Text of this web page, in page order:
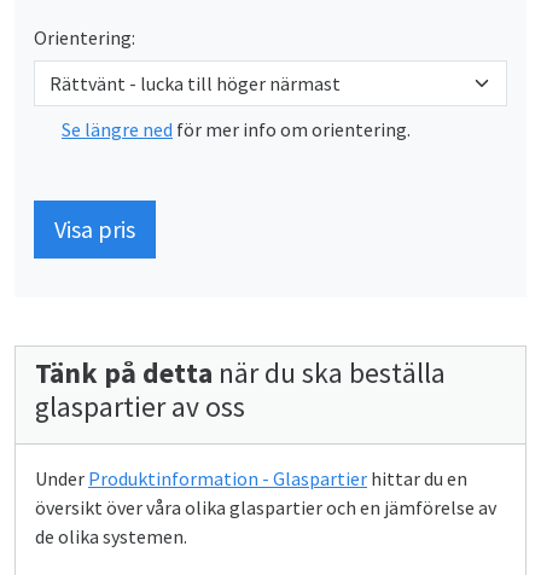
Orientering:
Se längre ned för mer info om orientering.
Visa pris
Tänk på detta när du ska beställa
glaspartier av oss
Under Produktinformation - Glaspartier hittar du en
översikt över våra olika glaspartier och en jämförelse av
de olika systemen.